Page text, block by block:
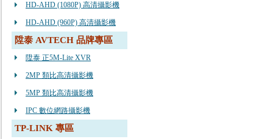
HD-AHD (1080P) 高清攝影機
HD-AHD (960P) 高清攝影機
陞泰 AVTECH 品牌專區
陞泰 正5M-Lite XVR
2MP 類比高清攝影機
5MP 類比高清攝影機
IPC 數位網路攝影機
TP-LINK 專區